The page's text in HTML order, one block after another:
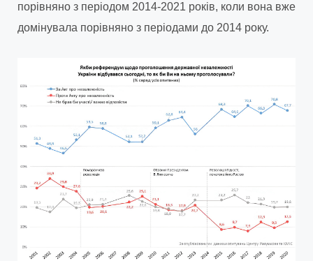
порівняно з періодом 2014-2021 років, коли вона вже
домінувала порівняно з періодами до 2014 року.